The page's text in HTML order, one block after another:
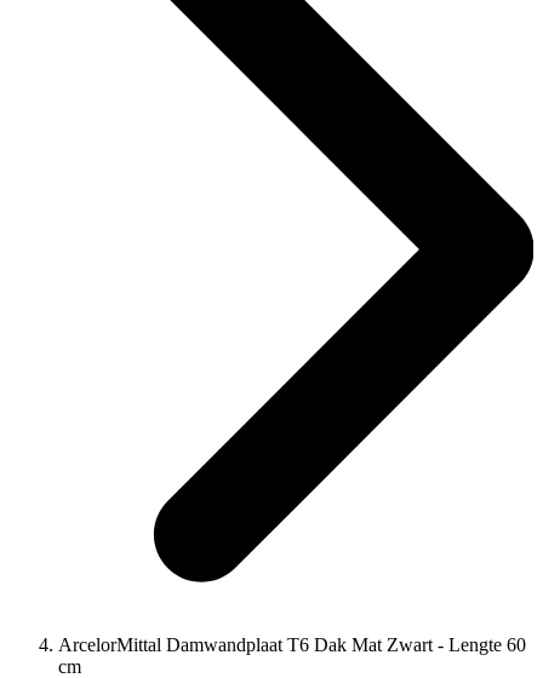
ArcelorMittal Damwandplaat T6 Dak Mat Zwart - Lengte 60
cm